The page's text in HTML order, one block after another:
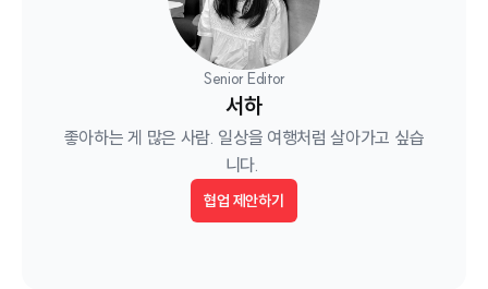
Senior Editor
서하
좋아하는 게 많은 사람. 일상을 여행처럼 살아가고 싶습
니다.
협업 제안하기